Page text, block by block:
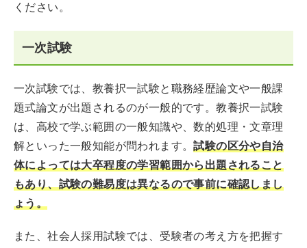
ください。
一次試験
一次試験では、教養択一試験と職務経歴論文や一般課
題式論文が出題されるのが一般的です。教養択一試験
は、高校で学ぶ範囲の一般知識や、数的処理・文章理
解といった一般知能が問われます。試験の区分や自治
体によっては大卒程度の学習範囲から出題されること
もあり、試験の難易度は異なるので事前に確認しまし
ょう。
また、社会人採用試験では、受験者の考え方を把握す